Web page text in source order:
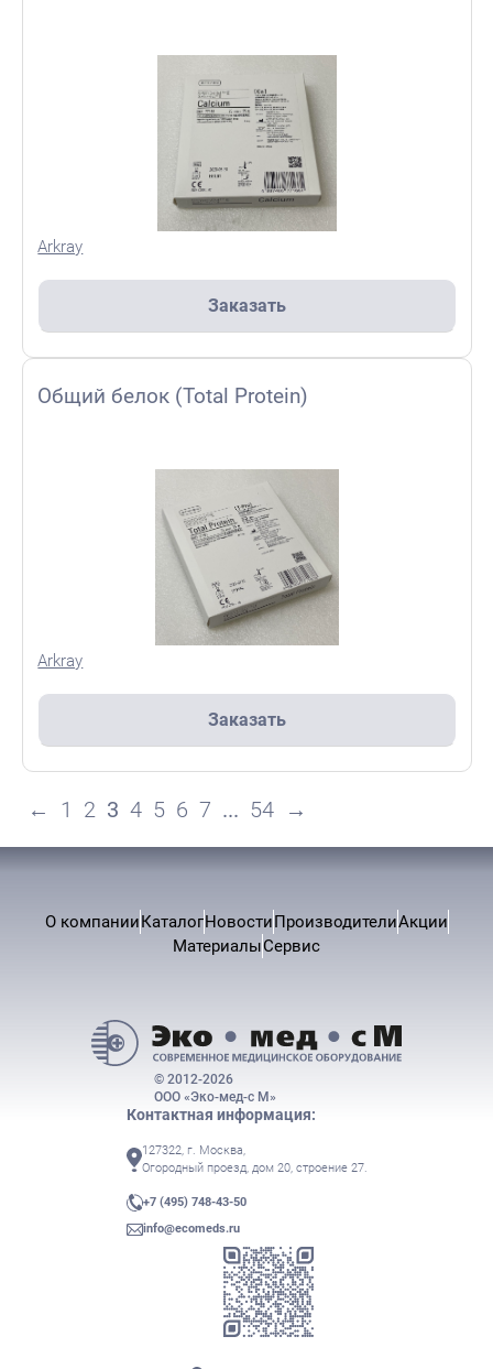
Arkray
Заказать
Общий белок (Total Protein)
Arkray
Заказать
← 1 2 3 4 5 6 7 ... 54 →
О компанииКаталогНовостиПроизводителиАкции
МатериалыСервис
© 2012-2026
ООО «Эко-мед-с М»
Контактная информация:
127322, г. Москва,
Огородный проезд, дом 20, строение 27.
+7 (495) 748-43-50
info@ecomeds.ru